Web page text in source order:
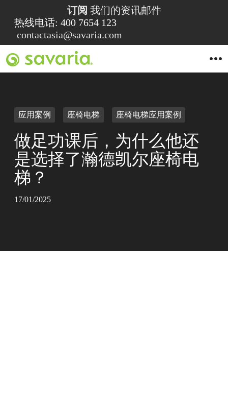
订阅 我们的资讯邮件
热线电话: 400 7654 123
contactasia@savaria.com
O
p
应用案例 座椅电梯 座椅电梯应用案例
做足功课后，为什么他还
是选择了瀚德凯尔座椅电
梯？
17/01/2025